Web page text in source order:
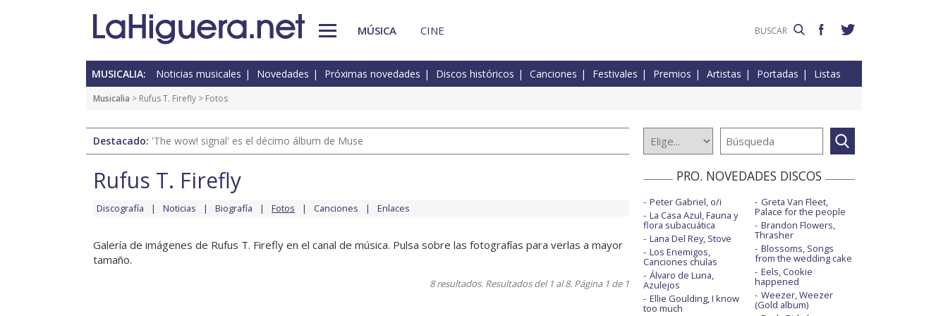
MÚSICA CINE
MUSICALIA: Noticias musicales Novedades Próximas novedades Discos históricos Canciones Festivales Premios Artistas Portadas Listas
Musicalia > Rufus T. Firefly > Fotos
Destacado: 'The wow! signal' es el décimo álbum de Muse
Rufus T. Firefly
Discografía Noticias Biografía Fotos Canciones Enlaces
Galería de imágenes de Rufus T. Firefly en el canal de música. Pulsa sobre las fotografías para verlas a mayor
tamaño.
8 resultados. Resultados del 1 al 8. Página 1 de 1
PRO. NOVEDADES DISCOS
Peter Gabriel, o/i
La Casa Azul, Fauna y
flora subacuática
Lana Del Rey, Stove
Los Enemigos,
Canciones chulas
Álvaro de Luna,
Azulejos
Ellie Goulding, I know
too much
Greta Van Fleet,
Palace for the people
Brandon Flowers,
Thrasher
Blossoms, Songs
from the wedding cake
Eels, Cookie
happened
Weezer, Weezer
(Gold album)